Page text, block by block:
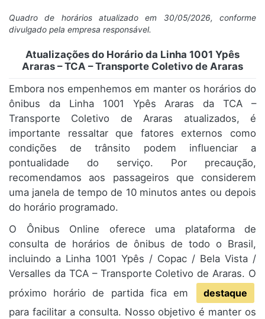
Quadro de horários atualizado em 30/05/2026, conforme
divulgado pela empresa responsável.
Atualizações do Horário da Linha 1001 Ypês
Araras – TCA – Transporte Coletivo de Araras
Embora nos empenhemos em manter os horários do
ônibus da Linha 1001 Ypês Araras da TCA –
Transporte Coletivo de Araras atualizados, é
importante ressaltar que fatores externos como
condições de trânsito podem influenciar a
pontualidade do serviço. Por precaução,
recomendamos aos passageiros que considerem
uma janela de tempo de 10 minutos antes ou depois
do horário programado.
O Ônibus Online oferece uma plataforma de
consulta de horários de ônibus de todo o Brasil,
incluindo a Linha 1001 Ypês / Copac / Bela Vista /
Versalles da TCA – Transporte Coletivo de Araras. O
próximo horário de partida fica em
destaque
para facilitar a consulta. Nosso objetivo é manter os